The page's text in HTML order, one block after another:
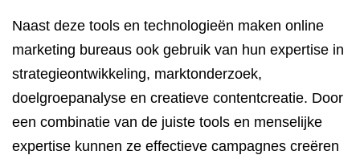
Naast deze tools en technologieën maken online
marketing bureaus ook gebruik van hun expertise in
strategieontwikkeling, marktonderzoek,
doelgroepanalyse en creatieve contentcreatie. Door
een combinatie van de juiste tools en menselijke
expertise kunnen ze effectieve campagnes creëren